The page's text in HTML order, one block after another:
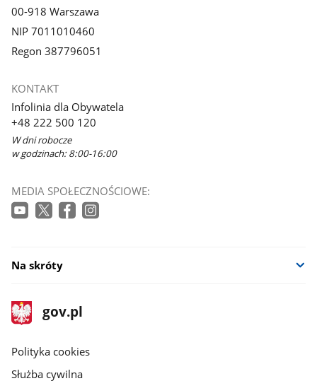
00-918 Warszawa
NIP 7011010460
Regon 387796051
KONTAKT
Infolinia dla Obywatela
+48 222 500 120
W dni robocze
w godzinach: 8:00-16:00
MEDIA SPOŁECZNOŚCIOWE:
Na skróty
stopka
gov.pl
Strona
gov.pl
gov.pl
Polityka cookies
Służba cywilna